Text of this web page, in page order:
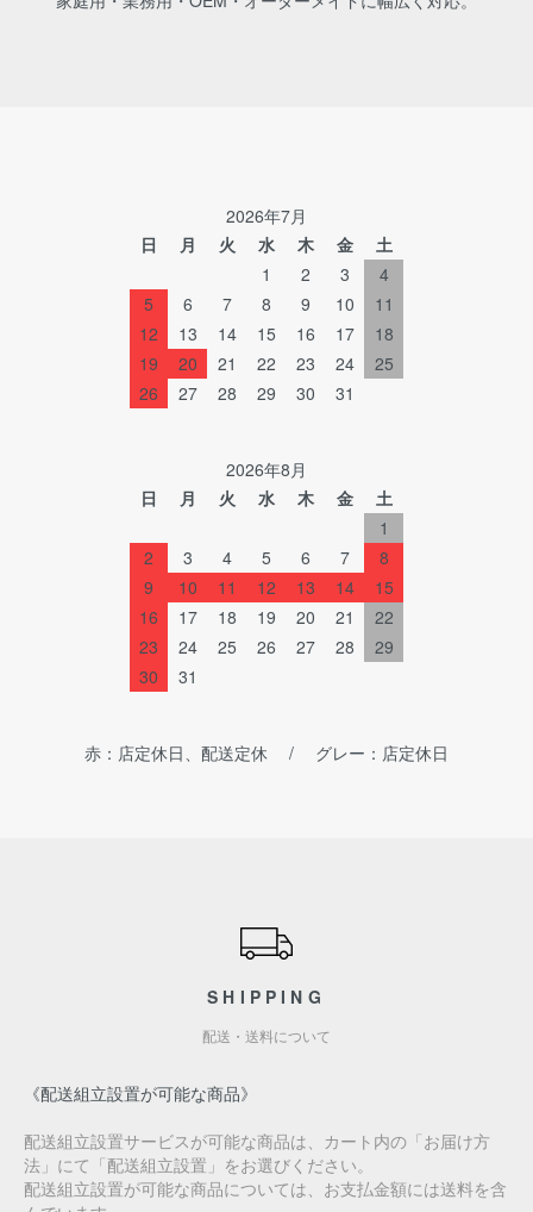
2026年7月
日
月 火 水 木 金
土
1
2 3
4
5
6 7 8 9 10
11
12
13 14 15 16 17
18
19
20 21 22 23 24
25
26
27 28 29 30 31
2026年8月
日
月 火 水 木 金
土
1
2
3 4 5 6 7
8
9
10 11 12 13 14
15
16
17 18 19 20 21
22
23
24 25 26 27 28
29
30
31
赤：店定休日、配送定休 / グレー：店定休日
SHIPPING
配送・送料について
《配送組立設置が可能な商品》
配送組立設置サービスが可能な商品は、カート内の「お届け方
法」にて「配送組立設置」をお選びください。
配送組立設置が可能な商品については、お支払金額には送料を含